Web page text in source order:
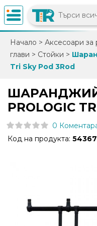
×
0882
892
info@trfish.com
Вход
Промоции
Начало > Аксесоари за
глави > Стойки >
Tri Sky Pod 3Rod
PROLOGIC
0
Код на продукта: 54367